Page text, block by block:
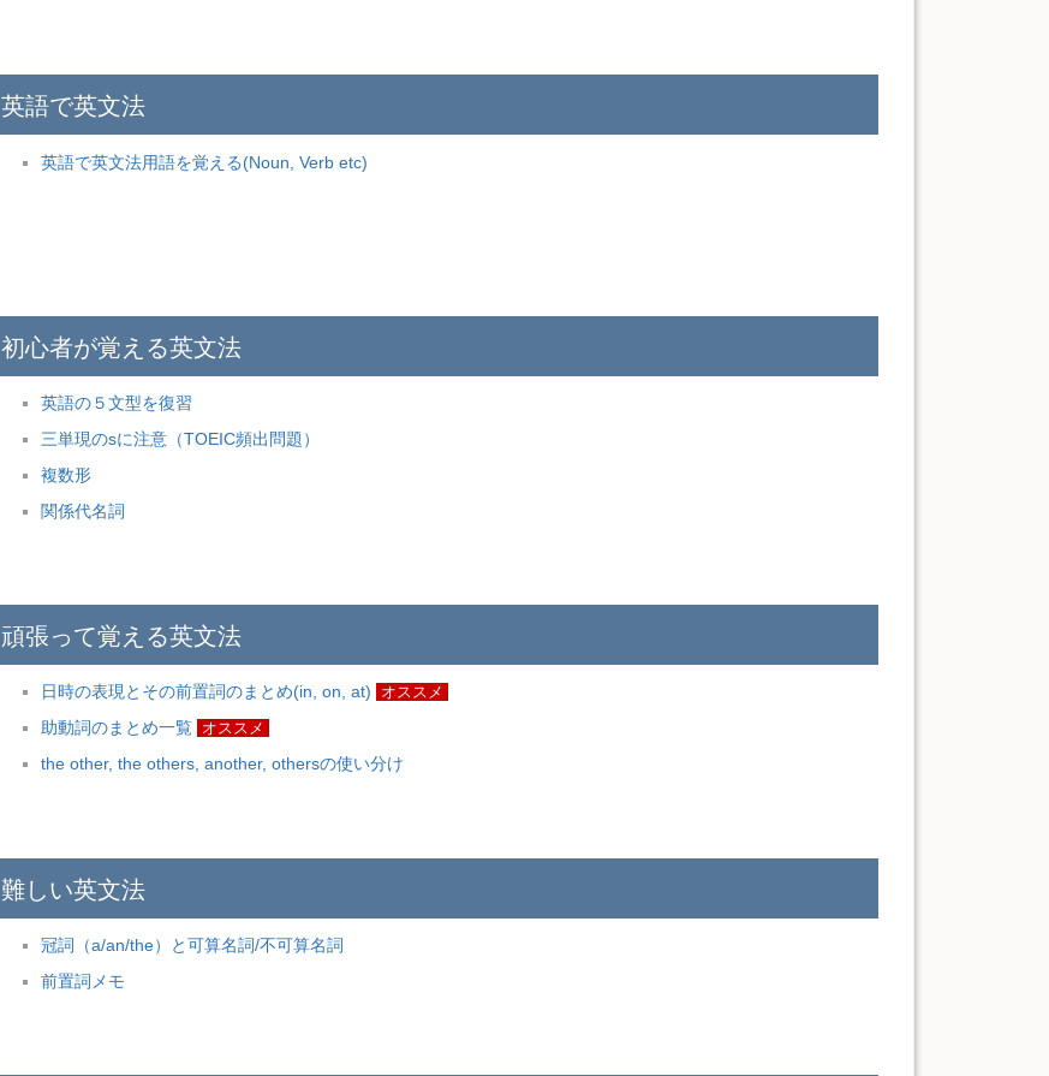
英語で英文法
英語で英文法用語を覚える(Noun, Verb etc)
初心者が覚える英文法
英語の５文型を復習
三単現のsに注意（TOEIC頻出問題）
複数形
関係代名詞
頑張って覚える英文法
日時の表現とその前置詞のまとめ(in, on, at) オススメ
助動詞のまとめ一覧 オススメ
the other, the others, another, othersの使い分け
難しい英文法
冠詞（a/an/the）と可算名詞/不可算名詞
前置詞メモ